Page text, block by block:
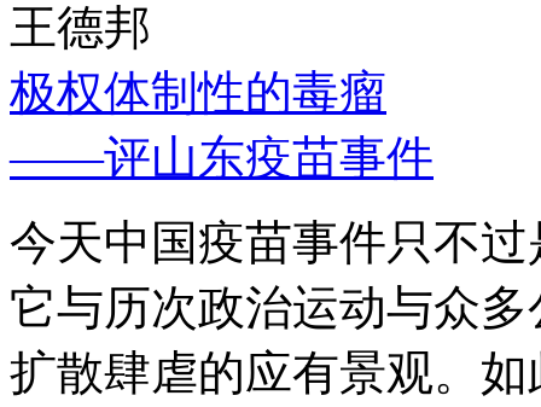
王德邦
极权体制性的毒瘤
——评山东疫苗事件
今天中国疫苗事件只不
它与历次政治运动与众
扩散肆虐的应有景观。